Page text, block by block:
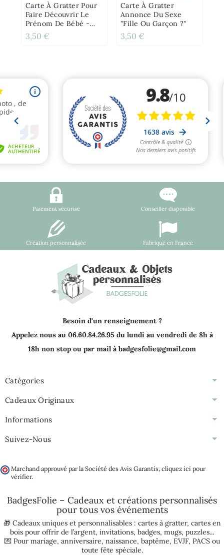
Carte À Gratter Pour
Faire Découvrir Le
Prénom De Bébé -
Éléphant
3,50 €
Carte À Gratter
Annonce Du Sexe
"Fille Ou Garçon ?"
3,50 €
Paiement sécurisé Conseiller disponible
Création personnalisée Fabriqué en France
Besoin d'un renseignement ?
Appelez nous au 06.60.84.26.95 du lundi au vendredi de 8h à
18h non stop ou par mail à badgesfolie@gmail.com
Catégories
Cadeaux Originaux
Informations
Suivez-Nous
Marchand approuvé par la Société des Avis Garantis, cliquez ici pour
vérifier.
BadgesFolie – Cadeaux et créations personnalisés
pour tous vos événements
🎁 Cadeaux uniques et personnalisables : cartes à gratter, cartes en
bois pour offrir de l’argent, invitations, badges, mugs, puzzles...
💌 Pour mariage, anniversaire, naissance, baptême, EVJF, PACSou
toute fête spéciale.